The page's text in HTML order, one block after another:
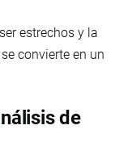
estrechos y la
convierte en un
de